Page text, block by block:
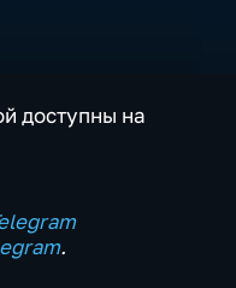
доступны на
.